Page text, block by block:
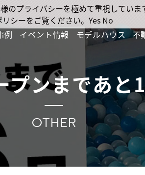
例 イベント情報 モデルハウス 不
プンまであと
OTHER
プライバシーを極めて重視してい
リシーをご覧ください。 Yes No